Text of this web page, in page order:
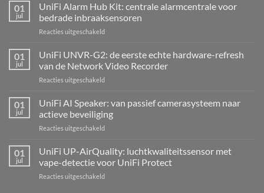
01
jul
UniFi Alarm Hub Kit: centrale alarmcentrale voor
bedrade inbraaksensoren
Reacties uitgeschakeldvoor
Alarm
Kit:
centrale
voor
inbraaksensoren
01
jul
UniFi UNVR-G2: de eerste echte hardware-refresh
van de Network Video Recorder
Reacties uitgeschakeldvoor
de
eerste
hardware-
refresh
de
01
jul
UniFi AI Speaker: van passief camerasysteem naar
actieve beveiliging
Reacties uitgeschakeldvoor
Speaker:
van
passief
01
jul
UniFi UP-AirQuality: luchtkwaliteitssensor met
vape-detectie voor UniFi Protect
Reacties uitgeschakeldvoor